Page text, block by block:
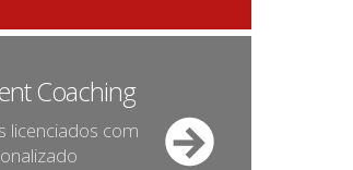
Coaching
licenciados com